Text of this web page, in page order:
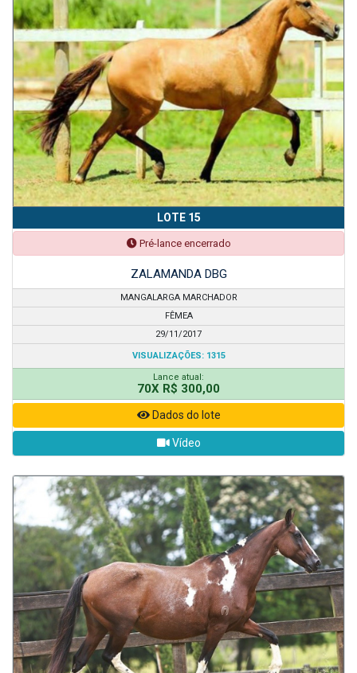
LOTE 15
Pré-lance encerrado
ZALAMANDA DBG
MANGALARGA MARCHADOR
FÊMEA
29/11/2017
VISUALIZAÇÕES: 1315
Lance atual:
70X R$ 300,00
Dados do lote
Vídeo